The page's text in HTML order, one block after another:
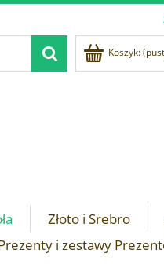
Koszyk:
Złoto i Srebro
i zestawy